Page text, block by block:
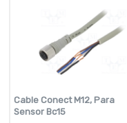
Cable Conect M12, Para
Sensor Bc15